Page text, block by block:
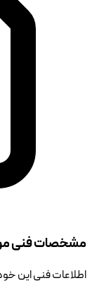
مشخصات فنی
اطلاعات فنی این